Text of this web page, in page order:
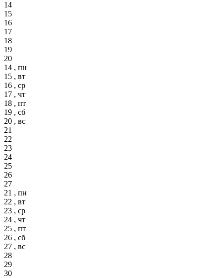
14
15
16
17
18
19
20
14 , пн
15 , вт
16 , ср
17 , чт
18 , пт
19 , сб
20 , вс
21
22
23
24
25
26
27
21 , пн
22 , вт
23 , ср
24 , чт
25 , пт
26 , сб
27 , вс
28
29
30